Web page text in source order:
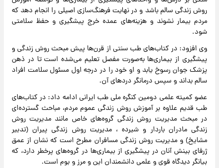
روش زندگی سالم باشد و در نهایت فرهنگ‌سازی اصیلی را انجام دهد که
مردم بیمار نشوند و هزینه‌های عمده خرج پیشگیری و حفظ سلامتی
شود.
وی افزود: در کتاب‌های طب سنتی از قرن‌ها پیش مبحث روش زندگی و
پیشگیری از بیماری‌ها به‌صورت مفصل تعلیم می‌شده است تا در ذهن
پزشک جوان رسوخ یابد و او خود را در درجه اول مسئول سلامت افراد
سالم بداند و سپس درمانگر دردهای آن.
عضو کمیته علمی دومین کنگره ملی طب ایرانی ادامه داد: در کتاب‌های
طب قدیم علاوه بر آموزش روش زندگی عموم مردم، مباحث گسترده‌ای
در مبحث مدیریت روش زندگی گروه‌های خاص مانند مدیریت روش
زندگی مادران باردار و شیرده ، مدیریت روش زندگی پیران (تدبیر
مشایخ) و مدیریت روش زندگی مسافران مطرح است که نشان از عمق
ژرفای بینش آنان در پیشگیری از بیماری‌ها در گروه‌های پرخطر دارد، که
بیانگر دیدگاه قوی و علمی دانشمندان این و مرز و بوم است.